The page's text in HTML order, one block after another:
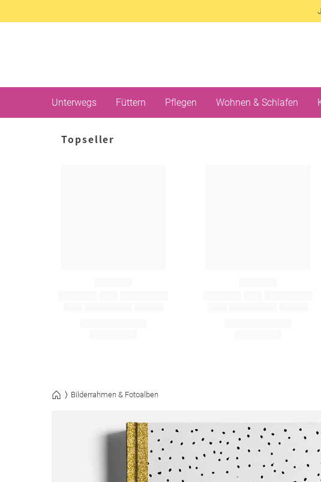
Unterwegs Füttern Pflegen Wohnen & Schlafen
Topseller
Bilderrahmen & Fotoalben